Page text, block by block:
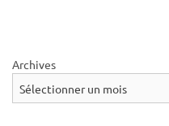
Archives